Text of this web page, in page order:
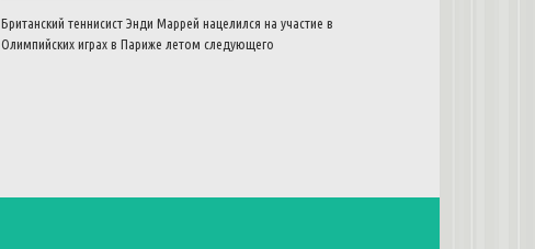
Британский теннисист Энди Маррей нацелился на участие в
Олимпийских играх в Париже летом следующего